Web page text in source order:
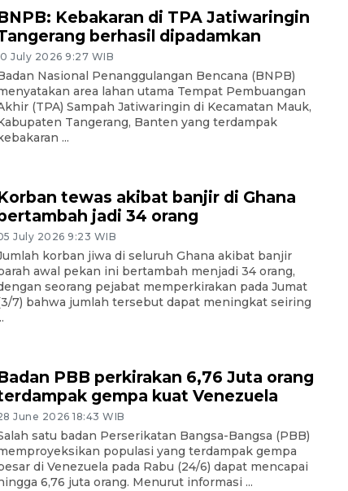
Kebakaran di TPA Jatiwaringin
berhasil dipadamkan
July 2026 9:27 WIB
Nasional Penanggulangan Bencana (BNPB)
area lahan utama Tempat Pembuangan
(TPA) Sampah Jatiwaringin di Kecamatan Mauk,
Tangerang, Banten yang terdampak
...
tewas akibat banjir di Ghana
jadi 34 orang
July 2026 9:23 WIB
korban jiwa di seluruh Ghana akibat banjir
awal pekan ini bertambah menjadi 34 orang,
seorang pejabat memperkirakan pada Jumat
7) bahwa jumlah tersebut dapat meningkat seiring
PBB perkirakan 6,76 Juta orang
gempa kuat Venezuela
June 2026 18:43 WIB
satu badan Perserikatan Bangsa-Bangsa (PBB)
populasi yang terdampak gempa
di Venezuela pada Rabu (24/6) dapat mencapai
6,76 juta orang. Menurut informasi ...